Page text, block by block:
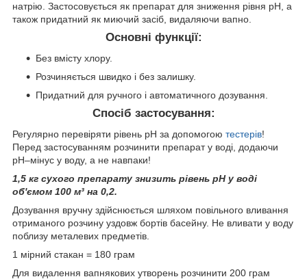
натрію. Застосовується як препарат для зниження рівня pH, а
також придатний як миючий засіб, видаляючи вапно.
Основні функції:
Без вмісту хлору.
Розчиняється швидко і без залишку.
Придатний для ручного і автоматичного дозування.
Спосіб застосування:
Регулярно перевіряти рівень pH за допомогою тестерів!
Перед застосуванням розчинити препарат у воді, додаючи
pH–мінус у воду, а не навпаки!
1,5 кг сухого препарату знизить рівень pH у воді
об'ємом 100 м³ на 0,2.
Дозування вручну здійснюється шляхом повільного вливання
отриманого розчину уздовж бортів басейну. Не вливати у воду
поблизу металевих предметів.
1 мірний стакан = 180 грам
Для видалення вапнякових утворень розчинити 200 грам